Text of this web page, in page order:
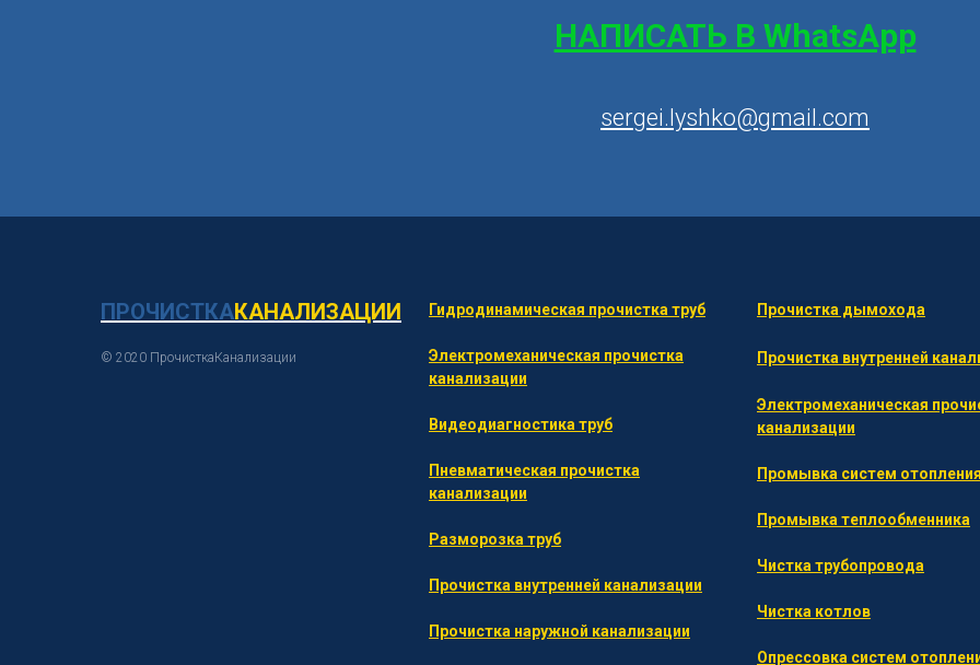
НАПИСАТЬ В WhatsApp
sergei.lyshko@gmail.com
ПРОЧИСТКАКАНАЛИЗАЦИИ
© 2020 ПрочисткаКанализации
Гидродинамическая прочистка труб
Электромеханическая прочистка
канализации
Видеодиагностика труб
Пневматическая прочистка
канализации
Разморозка труб
Прочистка внутренней канализации
Прочистка наружной канализации
Прочистка дымохода
Прочистка внутренней
Электромеханическая
канализации
Промывка систем отопления
П ромывка теплообменника
Ч истка трубопровода
Ч истка котлов
Опрессовка систем